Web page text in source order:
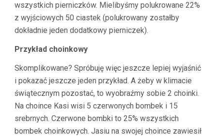
wszystkich pierniczków. Mielibyśmy polukrowane 22%
z wyjściowych 50 ciastek (polukrowany zostałby
dokładnie jeden dodatkowy pierniczek).
Przykład choinkowy
Skomplikowane? Spróbuję więc jeszcze lepiej wyjaśnić
i pokazać jeszcze jeden przykład. A żeby w klimacie
świątecznym pozostać, to wyobraźmy sobie 2 choinki.
Na choince Kasi wisi 5 czerwonych bombek i 15
srebrnych. Czerwone bombki to 25% wszystkich
bombek choinkowych. Jasiu na swojej choince zawiesił